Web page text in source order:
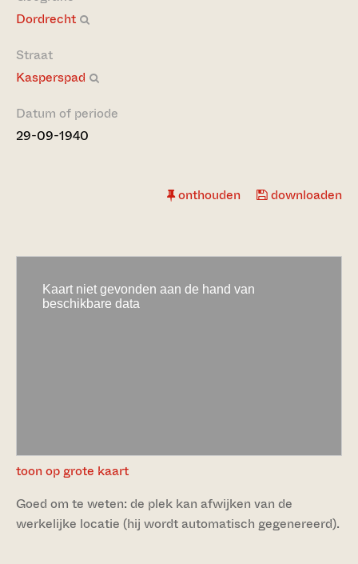
Dordrecht
Straat
Kasperspad
Datum of periode
29-09-1940
onthouden downloaden
toon op grote kaart
Goed om te weten: de plek kan afwijken van de
werkelijke locatie (hij wordt automatisch gegenereerd).